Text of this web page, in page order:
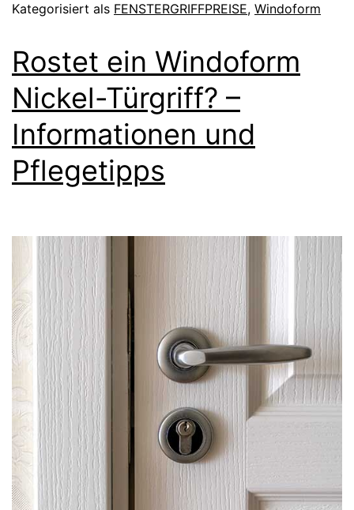
Kategorisiert als FENSTERGRIFFPREISE, Windoform
Rostet ein Windoform
Nickel-Türgriff? –
Informationen und
Pflegetipps